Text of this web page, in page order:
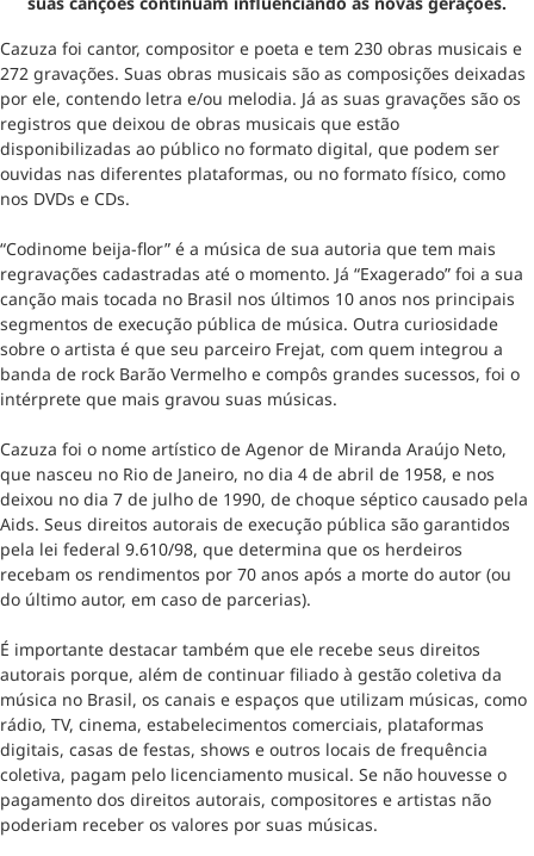
Cazuza foi cantor, compositor e poeta e tem 230 obras musicais e
272 gravações. Suas obras musicais são as composições deixadas
por ele, contendo letra e/ou melodia. Já as suas gravações são os
registros que deixou de obras musicais que estão
disponibilizadas ao público no formato digital, que podem ser
ouvidas nas diferentes plataformas, ou no formato físico, como
nos DVDs e CDs.
“Codinome beija-flor” é a música de sua autoria que tem mais
regravações cadastradas até o momento. Já “Exagerado” foi a sua
canção mais tocada no Brasil nos últimos 10 anos nos principais
segmentos de execução pública de música. Outra curiosidade
sobre o artista é que seu parceiro Frejat, com quem integrou a
banda de rock Barão Vermelho e compôs grandes sucessos, foi o
intérprete que mais gravou suas músicas.
Cazuza foi o nome artístico de Agenor de Miranda Araújo Neto,
que nasceu no Rio de Janeiro, no dia 4 de abril de 1958, e nos
deixou no dia 7 de julho de 1990, de choque séptico causado pela
Aids. Seus direitos autorais de execução pública são garantidos
pela lei federal 9.610/98, que determina que os herdeiros
recebam os rendimentos por 70 anos após a morte do autor (ou
do último autor, em caso de parcerias).
É importante destacar também que ele recebe seus direitos
autorais porque, além de continuar filiado à gestão coletiva da
música no Brasil, os canais e espaços que utilizam músicas, como
rádio, TV, cinema, estabelecimentos comerciais, plataformas
digitais, casas de festas, shows e outros locais de frequência
coletiva, pagam pelo licenciamento musical. Se não houvesse o
pagamento dos direitos autorais, compositores e artistas não
poderiam receber os valores por suas músicas.